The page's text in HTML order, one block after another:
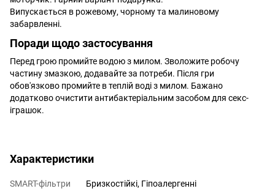
Випускається в рожевому, чорному та малиновому
забарвленні.
Поради щодо застосування
Перед грою промийте водою з милом. Зволожите робочу
частину змазкою, додавайте за потреби. Після гри
обов'язково промийте в теплій воді з милом. Бажано
додатково очистити антибактеріальним засобом для секс-
іграшок.
Характеристики
SMART-фільтри
Бризкостійкі, Гіпоалергенні